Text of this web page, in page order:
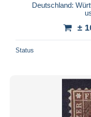
Deutschland:
±
Status